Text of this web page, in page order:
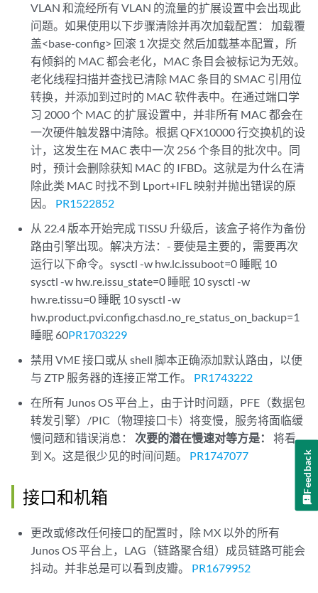
VLAN 和流经所有 VLAN 的流量的扩展设置中会出现此
问题。如果使用以下步骤清除并再次加载配置： 加载覆
盖<base-config> 回滚 1 次提交 然后加载基本配置，所
有倾斜的 MAC 都会老化，MAC 条目会被标记为无效。
老化线程扫描并查找已清除 MAC 条目的 SMAC 引用位
转换，并添加到过时的 MAC 软件表中。在通过端口学
习 2000 个 MAC 的扩展设置中，并非所有 MAC 都会在
一次硬件触发器中清除。根据 QFX10000 行交换机的设
计，这发生在 MAC 表中一次 256 个条目的批次中。同
时，预计会删除获知 MAC 的 IFBD。这就是为什么在清
除此类 MAC 时找不到 Lport+IFL 映射并抛出错误的原
因。 PR1522852
从 22.4 版本开始完成 TISSU 升级后，该盒子将作为备份
路由引擎出现。解决方法：- 要使是主要的，需要再次
运行以下命令。sysctl -w hw.lc.issuboot=0 睡眠 10
sysctl -w hw.re.issu_state=0 睡眠 10 sysctl -w
hw.re.tissu=0 睡眠 10 sysctl -w
hw.product.pvi.config.chasd.no_re_status_on_backup=1
睡眠 60PR1703229
禁用 VME 接口或从 shell 脚本正确添加默认路由，以便
与 ZTP 服务器的连接正常工作。 PR1743222
在所有 Junos OS 平台上，由于计时问题，PFE（数据包
转发引擎）/PIC（物理接口卡）将变慢，服务将面临缓
慢问题和错误消息：次要的潜在慢速对等方是：
将看
到 X。这是很少见的时间问题。 PR1747077
接口和机箱
更改或修改任何接口的配置时，除 MX 以外的所有
Junos OS 平台上，LAG（链路聚合组）成员链路可能会
抖动。并非总是可以看到皮瓣。 PR1679952
Feedback